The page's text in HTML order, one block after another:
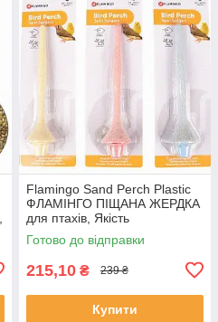
Flamingo Sand Perch Plastic
ФЛАМІНГО ПІЩАНА ЖЕРДКА
для птахів, Якість
Готово до відправки
215,10 ₴ 239 ₴
Купити